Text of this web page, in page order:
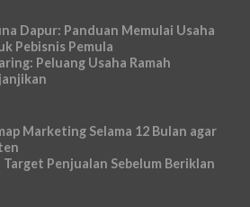
Dapur: Panduan Memulai Usaha
Pebisnis Pemula
Peluang Usaha Ramah
Marketing Selama 12 Bulan agar
Penjualan Sebelum Beriklan